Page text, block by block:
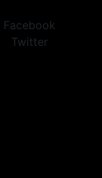
Facebook
Twitter